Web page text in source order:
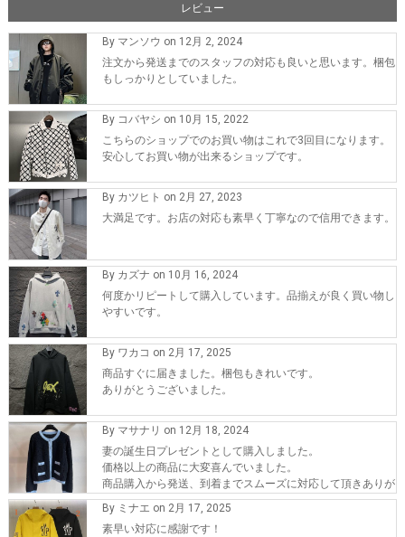
レビュー
By マンソウ on 12月 2, 2024
注文から発送までのスタッフの対応も良いと思います。梱包
もしっかりとしていました。
By コバヤシ on 10月 15, 2022
こちらのショップでのお買い物はこれで3回目になります。
安心してお買い物が出来るショップです。
By カツヒト on 2月 27, 2023
大満足です。お店の対応も素早く丁寧なので信用できます。
By カズナ on 10月 16, 2024
何度かリピートして購入しています。品揃えが良く買い物し
やすいです。
By ワカコ on 2月 17, 2025
商品すぐに届きました。梱包もきれいです。
ありがとうございました。
By マサナリ on 12月 18, 2024
妻の誕生日プレゼントとして購入しました。
価格以上の商品に大変喜んでいました。
商品購入から発送、到着までスムーズに対応して頂きありが
とうございます。
また、機会が有れば購入したいです。
By ミナエ on 2月 17, 2025
素早い対応に感謝です！